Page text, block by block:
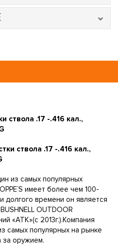
ствола .17 -.416 кал.,
из самых популярных
имеет более чем 100-
времени он является
OUTDOOR
«АТК»(с 2013г.).Компания
самых популярных на рынке
за оружием.